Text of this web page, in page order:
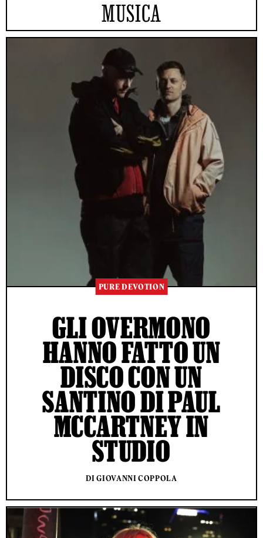
MUSICA
PURE DEVOTION
GLI OVERMONO
HANNO FATTO UN
DISCO CON UN
SANTINO DI PAUL
MCCARTNEY IN
STUDIO
DI GIOVANNI COPPOLA